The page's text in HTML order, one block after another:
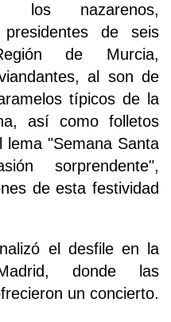
los nazarenos,
de seis
de Murcia,
al son de
típicos de la
así como folletos
lema "Semana Santa
sorprendente",
de esta festividad
el desfile en la
donde las
un concierto.